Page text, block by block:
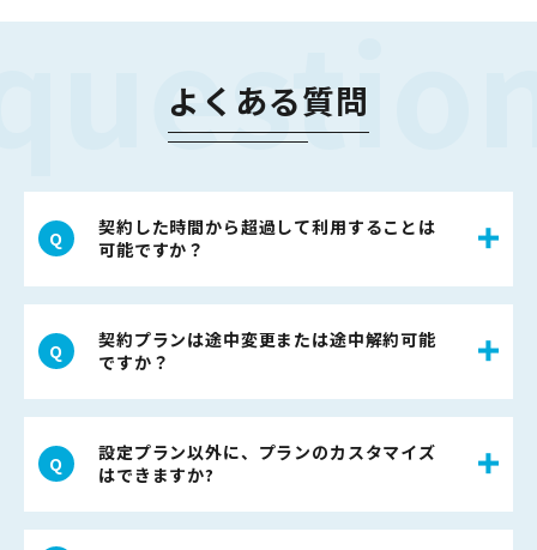
よくある質問
契約した時間から超過して利用することは
可能ですか？
契約プランは途中変更または途中解約可能
ですか？
設定プラン以外に、プランのカスタマイズ
はできますか?